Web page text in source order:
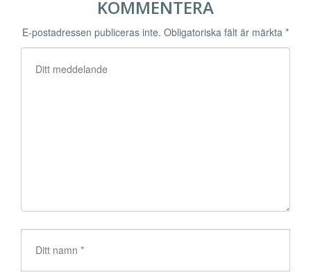
KOMMENTERA
E-postadressen publiceras inte. Obligatoriska fält är märkta *